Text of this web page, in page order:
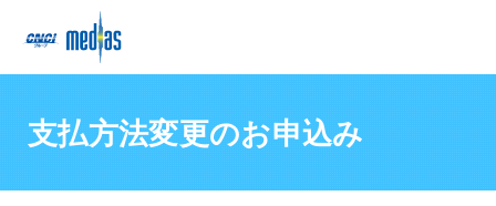
支払方法変更のお申込み